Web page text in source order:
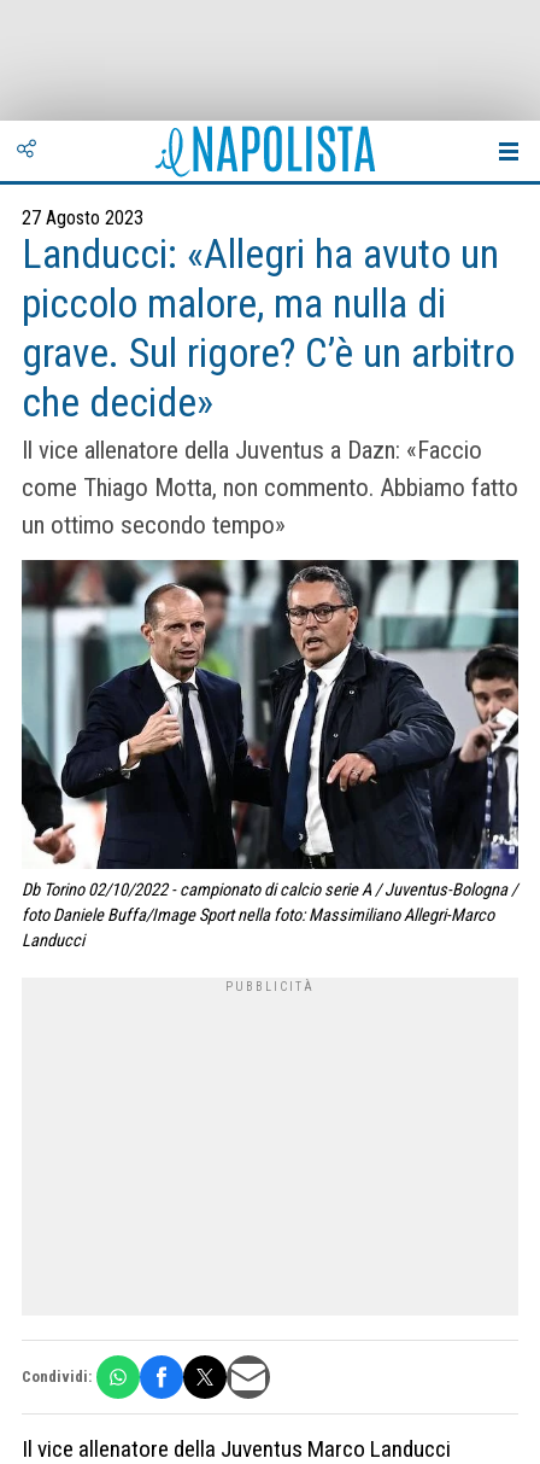
27 Agosto 2023
Landucci: «Allegri ha avuto un
piccolo malore, ma nulla di
grave. Sul rigore? C’è un arbitro
che decide»
Il vice allenatore della Juventus a Dazn: «Faccio
come Thiago Motta, non commento. Abbiamo fatto
un ottimo secondo tempo»
Db Torino 02/10/2022 - campionato di calcio serie A / Juventus-Bologna /
foto Daniele Buffa/Image Sport nella foto: Massimiliano Allegri-Marco
Landucci
Condividi:
Il vice allenatore della Juventus Marco Landucci